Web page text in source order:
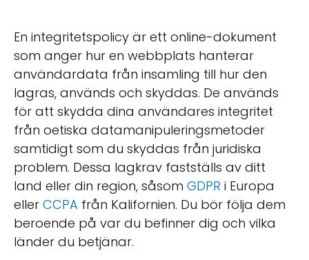
En integritetspolicy är ett online-dokument
som anger hur en webbplats hanterar
användardata från insamling till hur den
lagras, används och skyddas. De används
för att skydda dina användares integritet
från oetiska datamanipuleringsmetoder
samtidigt som du skyddas från juridiska
problem. Dessa lagkrav fastställs av ditt
land eller din region, såsom GDPR i Europa
eller CCPA från Kalifornien. Du bör följa dem
beroende på var du befinner dig och vilka
länder du betjänar.